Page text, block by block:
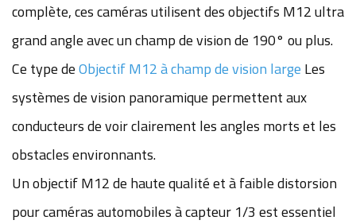
complète, ces caméras utilisent des objectifs M12 ultra
grand angle avec un champ de vision de 190° ou plus.
Ce type deObjectif M12 à champ de vision large Les
systèmes de vision panoramique permettent aux
conducteurs de voir clairement les angles morts et les
obstacles environnants.
Un objectif M12 de haute qualité et à faible distorsion
pour caméras automobiles à capteur 1/3 est essentiel